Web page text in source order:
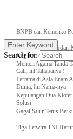
BNPB dan Kemenko
Raker Kemenpora dan
Kegiatan dan Program
Menteri Agama Tanda
Cair, ini Tahapanya !
Pertama di Asia Enam
Dunia, Ini Nama-nya
Kepulangan Dua Kloter
Solusi
Gagal Salur Terus
Tiga Perwira TNI
Enter Keyword
Search for: